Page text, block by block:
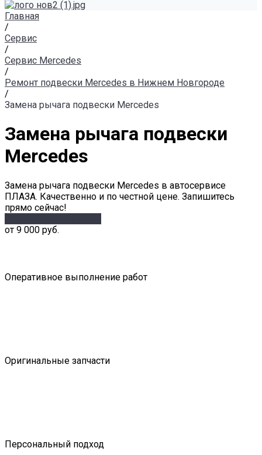
Главная
/
Сервис
/
Сервис Mercedes
/
Ремонт подвески Mercedes в Нижнем Новгороде
/
Замена рычага подвески Mercedes
Замена рычага подвески
Mercedes
Замена рычага подвески Mercedes в автосервисе
ПЛАЗА. Качественно и по честной цене. Запишитесь
прямо сейчас!
от 9 000 руб.
Оперативное выполнение работ
Оригинальные запчасти
Персональный подход